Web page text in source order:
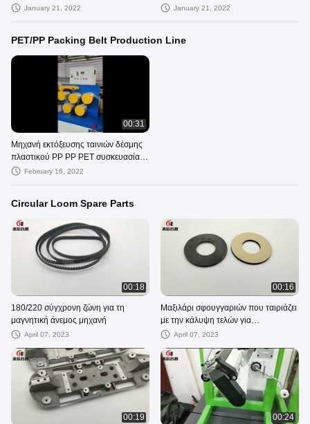
Ένα προς Ένα
January 21, 2022 January 21, 2022
PET/PP Packing Belt Production Line
00:31
Μηχανή εκτόξευσης ταινιών δέσμης
πλαστικού PP PP PET συσκευασία
ταινίας κατασκευής εξοπλισμού
February 16, 2022
Circular Loom Spare Parts
00:18
180/220 σύγχρονη ζώνη για τη
μαγνητική άνεμος μηχανή
April 07, 2023
00:16
Μαξιλάρι σφουγγαριών που ταιριάζει
με την κάλυψη τελών για
ανταλλακτικά 6/8/10 αργαλειών
April 07, 2023
00:19 00:24